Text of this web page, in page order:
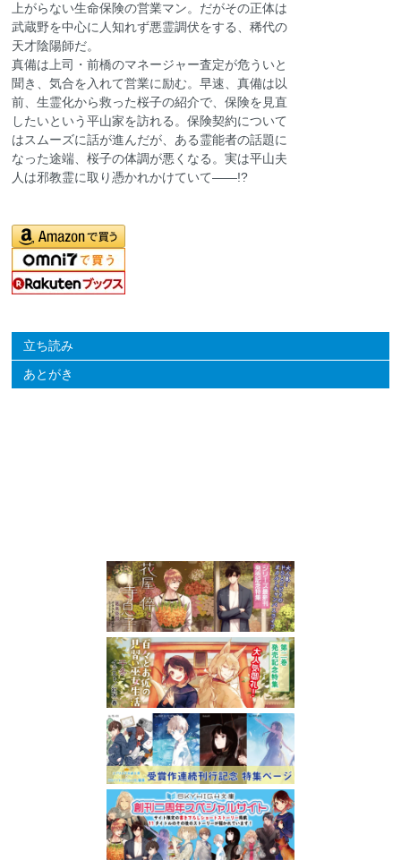
上がらない生命保険の営業マン。だがその正体は
武蔵野を中心に人知れず悪霊調伏をする、稀代の
天才陰陽師だ。
真備は上司・前橋のマネージャー査定が危ういと
聞き、気合を入れて営業に励む。早速、真備は以
前、生霊化から救った桜子の紹介で、保険を見直
したいという平山家を訪れる。保険契約について
はスムーズに話が進んだが、ある霊能者の話題に
なった途端、桜子の体調が悪くなる。実は平山夫
人は邪教霊に取り憑かれかけていて――!?
立ち読み
あとがき